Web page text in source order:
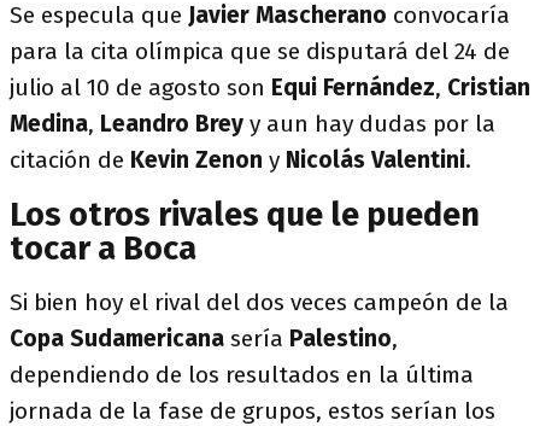
Se especula que Javier Mascherano convocaría
para la cita olímpica que se disputará del 24 de
julio al 10 de agosto son Equi Fernández, Cristian
Medina, Leandro Brey y aun hay dudas por la
citación de Kevin Zenon y Nicolás Valentini.
Los otros rivales que le pueden
tocar a Boca
Si bien hoy el rival del dos veces campeón de la
Copa Sudamericana sería Palestino,
dependiendo de los resultados en la última
jornada de la fase de grupos, estos serían los